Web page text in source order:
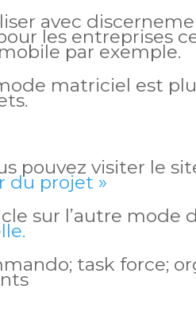
avec
les entreprises
par exemple.
matriciel est
pouvez visiter le
du projet »
sur l’autre mode
task force;